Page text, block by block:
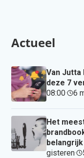
Actueel
Van Jutta
deze 7
08:00· 6
Het
gisteren·